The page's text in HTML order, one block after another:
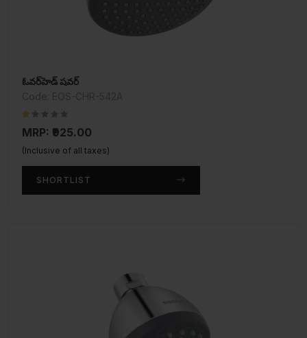
ఓవర్‌హెడ్ షవర్
MRP: ₹925.00
(Inclusive of all taxes)
SHORTLIST